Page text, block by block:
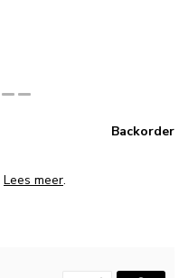
Backorder
Lees meer.